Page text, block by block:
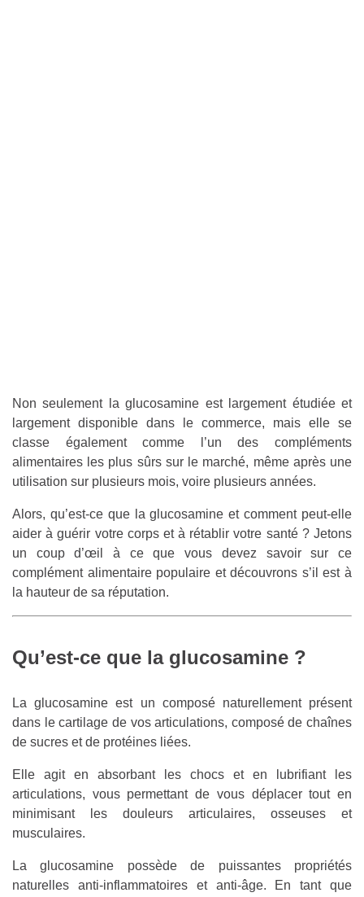
Non seulement la glucosamine est largement étudiée et
largement disponible dans le commerce, mais elle se
classe également comme l’un des compléments
alimentaires les plus sûrs sur le marché, même après une
utilisation sur plusieurs mois, voire plusieurs années.
Alors, qu’est-ce que la glucosamine et comment peut-elle
aider à guérir votre corps et à rétablir votre santé ? Jetons
un coup d’œil à ce que vous devez savoir sur ce
complément alimentaire populaire et découvrons s’il est à
la hauteur de sa réputation.
Qu’est-ce que la glucosamine ?
La glucosamine est un composé naturellement présent
dans le cartilage de vos articulations, composé de chaînes
de sucres et de protéines liées.
Elle agit en absorbant les chocs et en lubrifiant les
articulations, vous permettant de vous déplacer tout en
minimisant les douleurs articulaires, osseuses et
musculaires.
La glucosamine possède de puissantes propriétés
naturelles anti-inflammatoires et anti-âge. En tant que